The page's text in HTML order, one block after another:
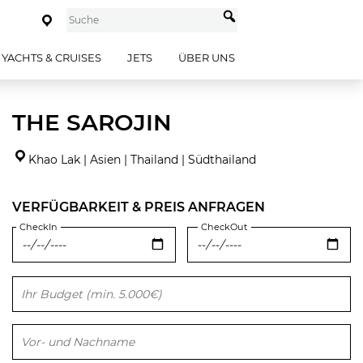
YACHTS & CRUISES JETS ÜBER UNS
THE SAROJIN
Khao Lak | Asien | Thailand | Südthailand
VERFÜGBARKEIT & PREIS ANFRAGEN
CheckIn CheckOut
Bitte lasse dieses Feld leer.